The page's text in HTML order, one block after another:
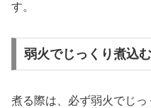
す。
弱火でじっくり煮込む
煮る際は、必ず弱火でじっ